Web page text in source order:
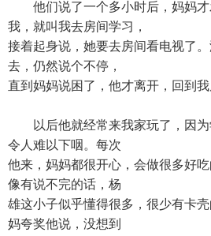
他们说了一个多小时后，妈妈才
我，就叫我去房间学习，
接着起身说，她要去房间看电视了
去，仍然说个不停，
直到妈妈说困了，他才离开，回到
以后他就经常来我家玩了，因为
令人难以下咽。每次
他来，妈妈都很开心，会做很多好
像有说不完的话，杨
雄这小子似乎懂得很多，很少有卡
妈夸奖他说，没想到